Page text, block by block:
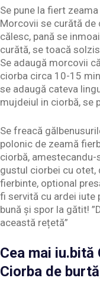
Se pune la fiert
Morcovii se curătă de
călesc, pană se
curătă, se toacă
Se adaugă morcovii
ciorba circa 10-15
se adaugă cateva
mujdeiul in ciorbă, se
Se freacă
polonic de zeamă
ciorbă, amestecandu-
gustul ciorbei cu otet,
fierbinte, optional
fi servită cu ardei iute
bună și spor la gătit!
această rețetă”
Cea mai iu.bită
Ciorba de